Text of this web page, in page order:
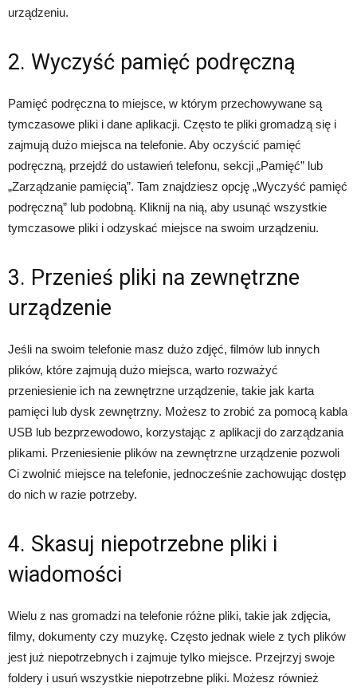
urządzeniu.
2. Wyczyść pamięć podręczną
Pamięć podręczna to miejsce, w którym przechowywane są
tymczasowe pliki i dane aplikacji. Często te pliki gromadzą się i
zajmują dużo miejsca na telefonie. Aby oczyścić pamięć
podręczną, przejdź do ustawień telefonu, sekcji „Pamięć” lub
„Zarządzanie pamięcią”. Tam znajdziesz opcję „Wyczyść pamięć
podręczną” lub podobną. Kliknij na nią, aby usunąć wszystkie
tymczasowe pliki i odzyskać miejsce na swoim urządzeniu.
3. Przenieś pliki na zewnętrzne
urządzenie
Jeśli na swoim telefonie masz dużo zdjęć, filmów lub innych
plików, które zajmują dużo miejsca, warto rozważyć
przeniesienie ich na zewnętrzne urządzenie, takie jak karta
pamięci lub dysk zewnętrzny. Możesz to zrobić za pomocą kabla
USB lub bezprzewodowo, korzystając z aplikacji do zarządzania
plikami. Przeniesienie plików na zewnętrzne urządzenie pozwoli
Ci zwolnić miejsce na telefonie, jednocześnie zachowując dostęp
do nich w razie potrzeby.
4. Skasuj niepotrzebne pliki i
wiadomości
Wielu z nas gromadzi na telefonie różne pliki, takie jak zdjęcia,
filmy, dokumenty czy muzykę. Często jednak wiele z tych plików
jest już niepotrzebnych i zajmuje tylko miejsce. Przejrzyj swoje
foldery i usuń wszystkie niepotrzebne pliki. Możesz również